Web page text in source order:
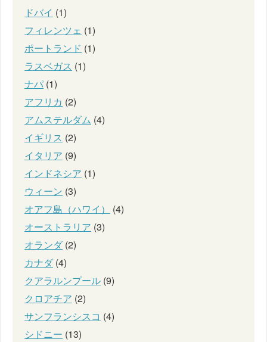
ドバイ (1)
フィレンツェ (1)
ポートランド (1)
ラスベガス (1)
ナパ (1)
アフリカ (2)
アムステルダム (4)
イギリス (2)
イタリア (9)
インドネシア (1)
ウィーン (3)
オアフ島（ハワイ）
(4)
オーストラリア (3)
オランダ(2)
カナダ(4)
クアラルンプール (9)
クロアチア (2)
サンフランシスコ (4)
シドニー (13)